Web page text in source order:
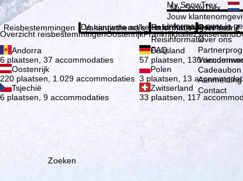
My SnowTrex
My SnowTrex
Jouw
informatie over je
Reisbestemmingen
Overzicht reisbestemmingenOostenrijkFrankrijkItaliëZwitserland
Andorra
6 plaatsen, 37 accommodaties
Duitsland
57 plaatsen, 130
Oostenrijk
220 plaatsen, 1.029 accommodaties
Polen
3 plaatsen, 13
Tsjechië
6 plaatsen, 9 accommodaties
Zwitserland
33 plaatsen, 117
Vakantiethema's
De nieuwste artikelen in ons magazine
Informatie
Reisinformatie
Reisinformatie
FAQ
Het bedrijf
Over ons
Over ons
Cadeaubon
Contact
Zoeken